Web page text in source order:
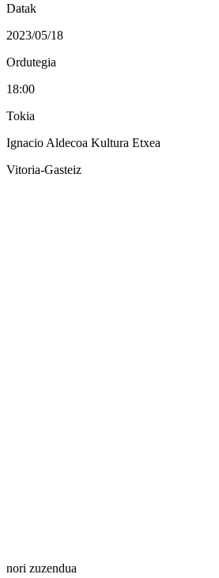
Datak
2023/05/18
Ordutegia
18:00
Tokia
Ignacio Aldecoa Kultura Etxea
Vitoria-Gasteiz
nori zuzendua